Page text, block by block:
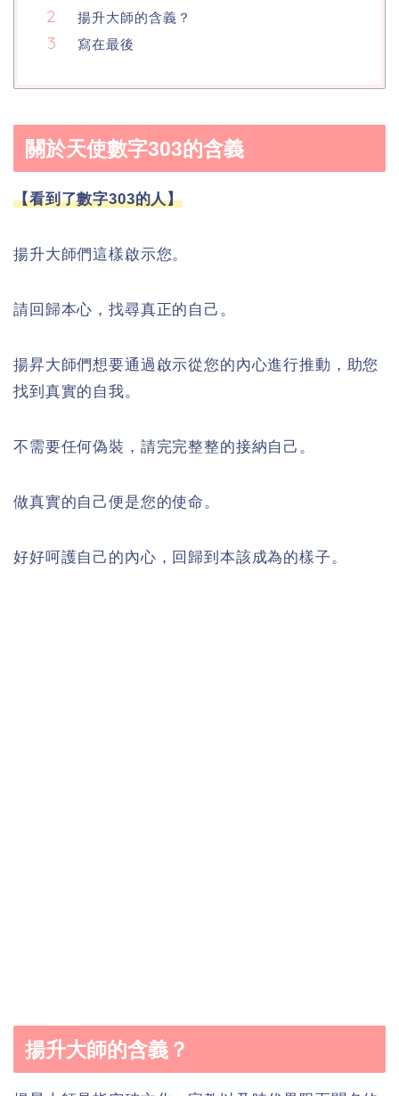
揚升大師的含義？
寫在最後
關於天使數字303的含義
【看到了數字303的人】
揚升大師們這樣啟示您。
請回歸本心，找尋真正的自己。
揚昇大師們想要通過啟示從您的內心進行推動，助您
找到真實的自我。
不需要任何偽裝，請完完整整的接納自己。
做真實的自己便是您的使命。
好好呵護自己的內心，回歸到本該成為的樣子。
揚升大師的含義？